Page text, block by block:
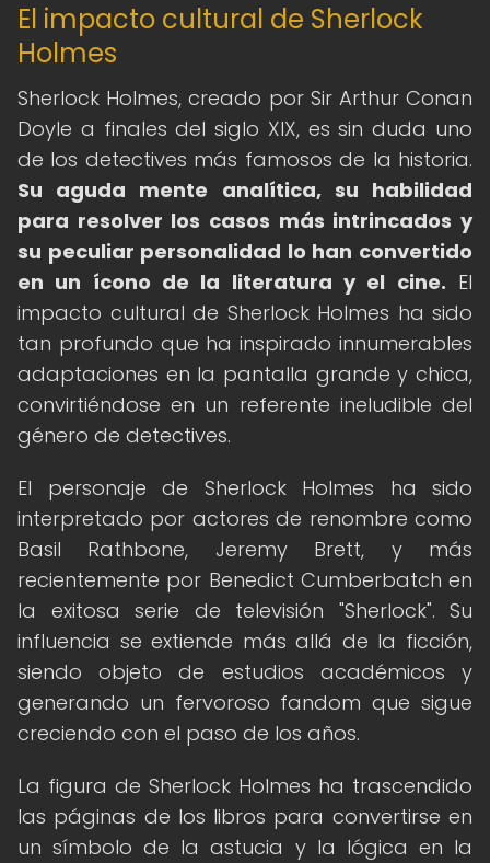
El impacto cultural de Sherlock
Holmes
Sherlock Holmes, creado por Sir Arthur Conan
Doyle a finales del siglo XIX, es sin duda uno
de los detectives más famosos de la historia.
Su aguda mente analítica, su habilidad
para resolver los casos más intrincados y
su peculiar personalidad lo han convertido
en un ícono de la literatura y el cine. El
impacto cultural de Sherlock Holmes ha sido
tan profundo que ha inspirado innumerables
adaptaciones en la pantalla grande y chica,
convirtiéndose en un referente ineludible del
género de detectives.
El personaje de Sherlock Holmes ha sido
interpretado por actores de renombre como
Basil Rathbone, Jeremy Brett, y más
recientemente por Benedict Cumberbatch en
la exitosa serie de televisión "Sherlock". Su
influencia se extiende más allá de la ficción,
siendo objeto de estudios académicos y
generando un fervoroso fandom que sigue
creciendo con el paso de los años.
La figura de Sherlock Holmes ha trascendido
las páginas de los libros para convertirse en
un símbolo de la astucia y la lógica en la